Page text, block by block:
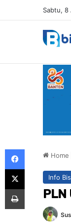
Sabtu,
Home
Info
Facebook
X
Print